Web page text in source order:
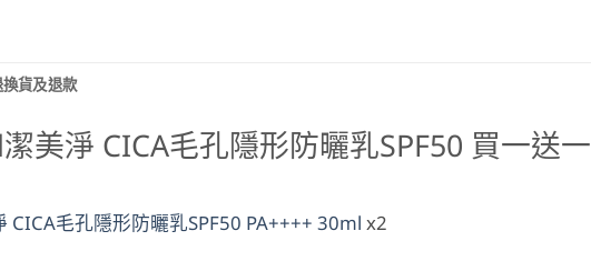
換貨及退款
美淨 CICA毛孔隱形防曬乳SPF50 買一送一
CICA毛孔隱形防曬乳SPF50 PA++++ 30ml x2